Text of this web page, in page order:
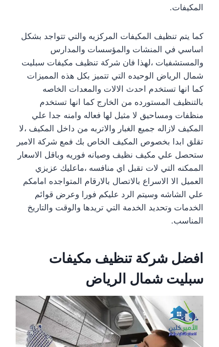
المكيفات.
كما يتم تنظيف المكيفات المركزيه والتي تتواجد بشكل
اساسي في المنشات والمؤسسات والمدارس
والمستشفيات ،لهذا فان شركة تنظيف مكيفات سبليت
شمال الرياض الوحيده التي تتميز بكل هذه المميزات
كما انها تستخدم احدث الالات والمعدات الخاصه
بالتنظيف المستورده من الخارج كما انها تستخدم
منظفات ومساحيق لا مثيل لها فعاله وامنه جدا علي
المكيف لازاله جميع الغبار والاتربه من داخل المكيف ،لا
تقلق ابدا بخصوص المكيف الخاص بك فمع شركة الامير
ستحصل علي مكيف نظيف وصيانه فوريه وباقل الاسعار
الممكنه التي لات تقبل اي منافسه ،ماعليك عزيزي
العميل الا الاسراع بالاتصال بالارقام المتواجده امامكم
علي الشاشه وسيتم الرد عليكم فورا وعرض قوائم
الخدمات وتحديد الخدمة التي تريدها والوقت والتاريخ
المناسب.
افضل شركة تنظيف مكيفات
سبليت شمال الرياض